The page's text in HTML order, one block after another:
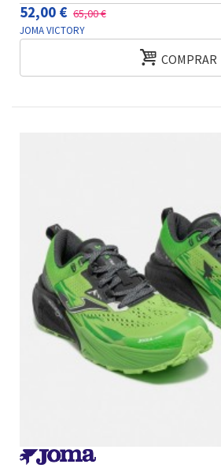
52,00 € 65,00 €
JOMA VICTORY
COMPRAR